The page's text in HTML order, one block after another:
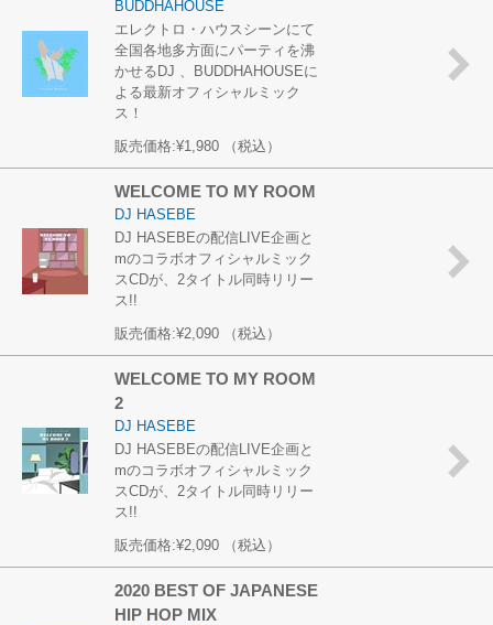
BUDDHAHOUSE
エレクトロ・ハウスシーンにて
全国各地多方面にパーティを沸
かせるDJ 、BUDDHAHOUSEに
よる最新オフィシャルミック
ス！
販売価格:¥1,980 （税込）
WELCOME TO MY ROOM
DJ HASEBE
DJ HASEBEの配信LIVE企画と
mのコラボオフィシャルミック
スCDが、2タイトル同時リリー
ス!!
販売価格:¥2,090 （税込）
WELCOME TO MY ROOM
2
DJ HASEBE
DJ HASEBEの配信LIVE企画と
mのコラボオフィシャルミック
スCDが、2タイトル同時リリー
ス!!
販売価格:¥2,090 （税込）
2020 BEST OF JAPANESE
HIP HOP MIX